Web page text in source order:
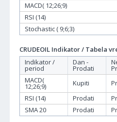
MACD( 12;26;9)
RSI (14)
Stochastic ( 9;6;3)
CRUDEOIL Indikator / Tabela
Indikator /
period
Dan -
Prodati
MACD(
12;26;9) Kupiti
RSI (14)
Prodati
SMA 20
Prodati